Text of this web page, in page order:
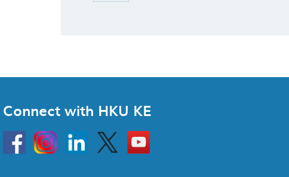
Connect with HKU KE
HKU
InstagramLinkedin Twitter
Go
to
HKU